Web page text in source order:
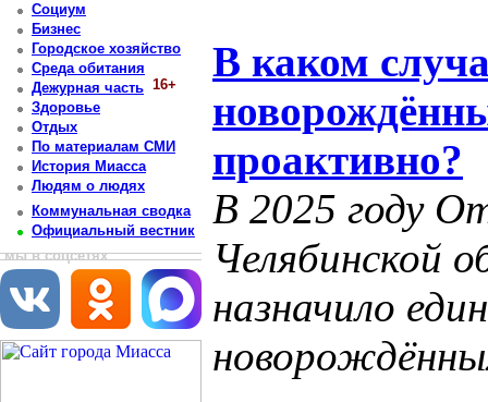
Социум
Бизнес
Городское хозяйство
Среда обитания
Дежурная часть 16+
Здоровье
Отдых
По материалам СМИ
История Миасса
Людям о людях
Коммунальная сводка
Официальный вестник
мы в соцсетях
В каком
проактивно?
В 2025 году
Челябинской
назначило